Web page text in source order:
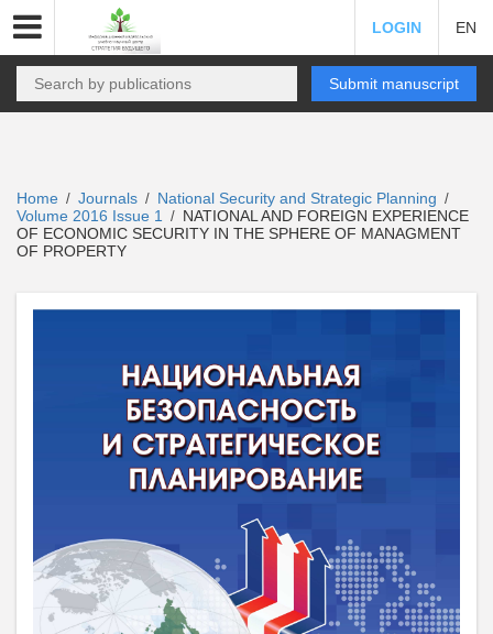
LOGIN EN
Submit manuscript
Home / Journals / National Security and Strategic Planning /
Volume 2016 Issue 1 / NATIONAL AND FOREIGN EXPERIENCE
OF ECONOMIC SECURITY IN THE SPHERE OF MANAGMENT
OF PROPERTY